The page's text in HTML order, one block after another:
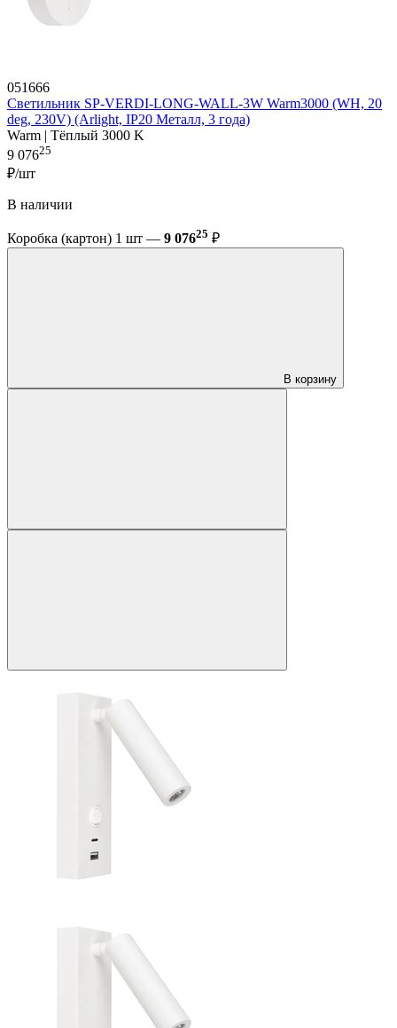
051666
Светильник SP-VERDI-LONG-WALL-3W Warm3000 (WH, 20
deg, 230V) (Arlight, IP20 Металл, 3 года)
Warm | Тёплый 3000 K
9 07625
₽/шт
В наличии
Коробка (картон) 1 шт — 9 07625 ₽
В корзину